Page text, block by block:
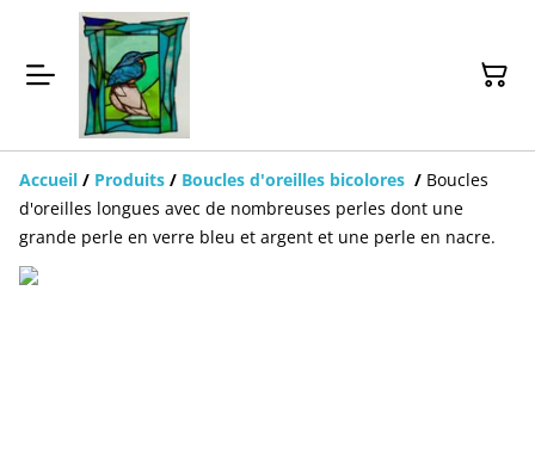
Accueil / Produits / Boucles d'oreilles bicolores / Boucles
d'oreilles longues avec de nombreuses perles dont une
grande perle en verre bleu et argent et une perle en nacre.